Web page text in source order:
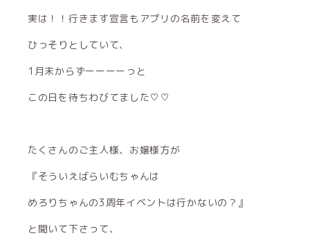
実は！！行きます宣言もアプリの名前を変えて
ひっそりとしていて、
1月末からずーーーーっと
この日を待ちわびてました♡♡
たくさんのご主人様、お嬢様方が
『そういえばらいむちゃんは
めろりちゃんの3周年イベントは行かないの？』
と聞いて下さって、